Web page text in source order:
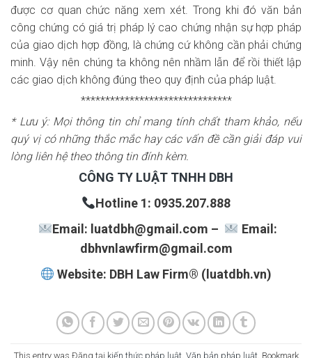
được cơ quan chức năng xem xét. Trong khi đó văn bản
công chứng có giá trị pháp lý cao chứng nhận sự hợp pháp
của giao dịch hợp đồng, là chứng cứ không cần phải chứng
minh. Vậy nên chúng ta không nên nhầm lẫn để rồi thiết lập
các giao dịch không đúng theo quy định của pháp luật.
*******************************
* Lưu ý: Mọi thông tin chỉ mang tính chất tham khảo, nếu
quý vị có những thắc mắc hay các vấn đề cần giải đáp vui
lòng liên hệ theo thông tin đính kèm.
CÔNG TY LUẬT TNHH DBH
Hotline 1: 0935.207.888
Email: luatdbh@gmail.com –
Email:
dbhvnlawfirm@gmail.com
Website: DBH Law Firm® (luatdbh.vn)
This entry was Đăng tại kiến thức pháp luật, Văn bản pháp luật. Bookmark